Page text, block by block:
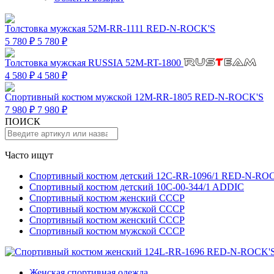
Толстовка мужская 52M-RR-1111 RED-N-ROCK'S
5 780 ₽ 5 780 ₽
Толстовка мужская RUSSIA 52M-RT-1800
4 580 ₽ 4 580 ₽
Спортивный костюм мужской 12M-RR-1805 RED-N-ROCK'S
7 980 ₽ 7 980 ₽
ПОИСК
Часто ищут
Спортивный костюм детский 12C-RR-1096/1 RED-N-
Спортивный костюм детский 10C-00-344/1 ADDIC
Спортивный костюм женский СССР
Спортивный костюм мужской СССР
Спортивный костюм женский СССР
Спортивный костюм мужской СССР